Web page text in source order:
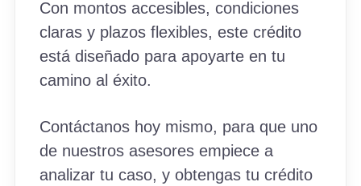
Con montos accesibles, condiciones
claras y plazos flexibles, este crédito
está diseñado para apoyarte en tu
camino al éxito.
Contáctanos hoy mismo, para que uno
de nuestros asesores empiece a
analizar tu caso, y obtengas tu crédito